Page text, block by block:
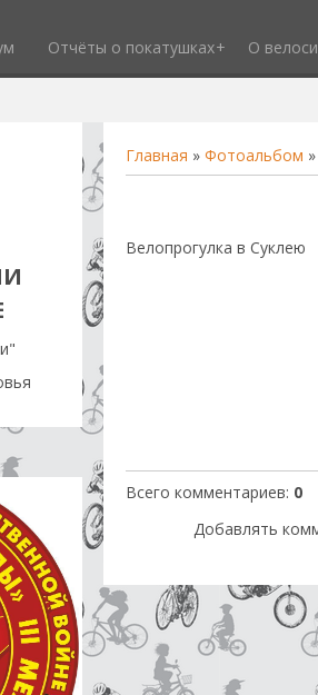
Отчёты о покатушках О
Главная » Фотоальбом »
Велопрогулка в Суклею
Всего комментариев: 0
Добавлять